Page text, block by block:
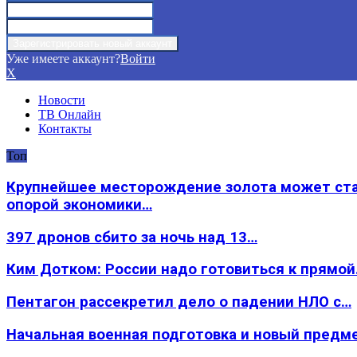
Уже имеете аккаунт?Войти
X
Новости
ТВ Онлайн
Контакты
Топ
Крупнейшее месторождение золота может
опорой экономики…
397 дронов сбито за ночь над 13…
Ким Дотком: России надо готовиться к
Пентагон рассекретил дело о падении НЛО с…
Начальная военная подготовка и новый